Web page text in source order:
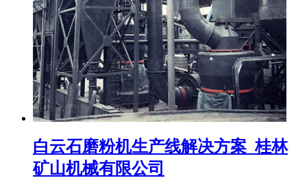
白云石磨粉机生产线解决方案_桂林
矿山机械有限公司